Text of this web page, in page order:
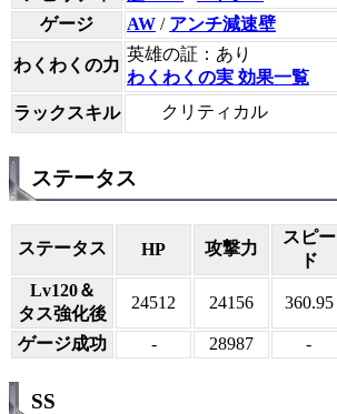
ゲージ
AW / アンチ減速壁
わくわくの力
英雄の証：あり
わくわくの実 効果一覧
ラックスキル
クリティカル
ステータス
ステータス HP 攻撃力
スピー
ド
Lv120＆
タス強化後
24512 24156 360.95
ゲージ成功 - 28987 -
SS